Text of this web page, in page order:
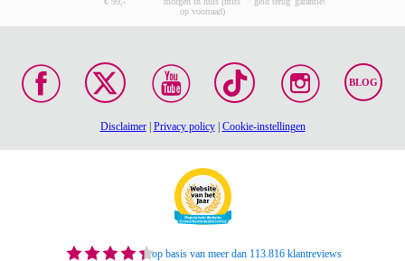
op voorraad)
BLOG
Disclaimer| Privacy policy| Cookie-instellingen
op basis van meer dan 113.816 klantreviews